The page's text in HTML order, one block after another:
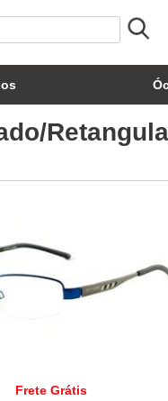
Frete Grátis